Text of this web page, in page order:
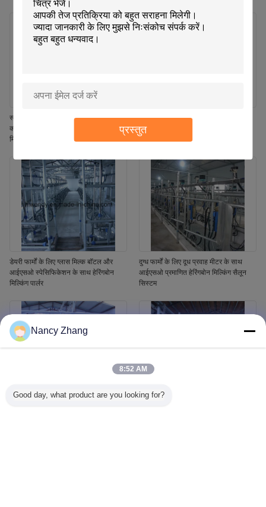
प्रस्तुत
स्वचालित मिल्किंग पार्लर के लिए स्वचालित
क्लस्टर रिमूवल सिस्टम, जिसमें स्वचालित
मिल्किंग, एडजस्टेबल पल्सेशन फ्रीक्वेंसी और
डेयरी गाय दुहने का पार्लर उपकरण, हेरिंगबोन
लेआउट, स्वचालित कप रिमूवर और आईएसओ
विनिर्देश मोबाइल मिल्किंग मशीन के साथ
डेयरी फार्मों के लिए ग्लास मिल्क बॉटल और
आईएसओ स्पेसिफिकेशन के साथ हेरिंगबोन
मिल्किंग पार्लर
दुग्ध फार्मों के लिए दूध प्रवाह मीटर के साथ
आईएसओ प्रमाणित हेरिंगबोन मिल्किंग सैलून
सिस्टम
Nancy Zhang
8:52 AM
Good day, what product are you looking for?